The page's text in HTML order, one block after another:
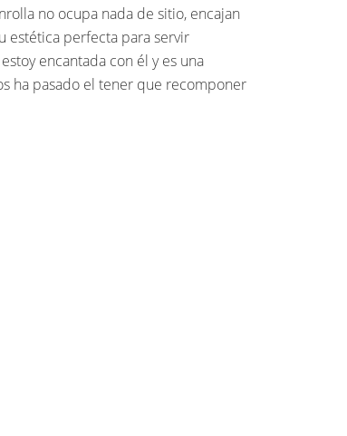
no ocupa nada de sitio, encajan
estética perfecta para servir
encantada con él y es una
ha pasado el tener que recomponer